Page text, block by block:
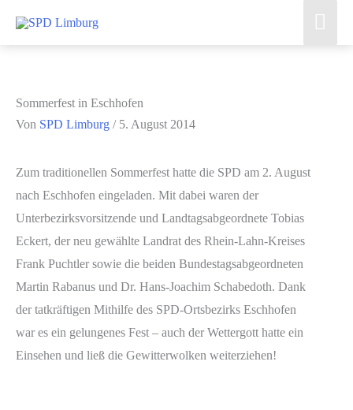
Inhalt
Sommerfest in Eschhofen
Von SPD Limburg / 5. August 2014
Zum traditionellen Sommerfest hatte die SPD am 2. August
nach Eschhofen eingeladen. Mit dabei waren der
Unterbezirksvorsitzende und Landtagsabgeordnete Tobias
Eckert, der neu gewählte Landrat des Rhein-Lahn-Kreises
Frank Puchtler sowie die beiden Bundestagsabgeordneten
Martin Rabanus und Dr. Hans-Joachim Schabedoth. Dank
der tatkräftigen Mithilfe des SPD-Ortsbezirks Eschhofen
war es ein gelungenes Fest – auch der Wettergott hatte ein
Einsehen und ließ die Gewitterwolken weiterziehen!